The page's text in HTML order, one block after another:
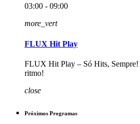
03:00 - 09:00
more_vert
FLUX Hit Play
FLUX Hit Play – Só Hits, Sempre!
ritmo!
close
Próximos Programas